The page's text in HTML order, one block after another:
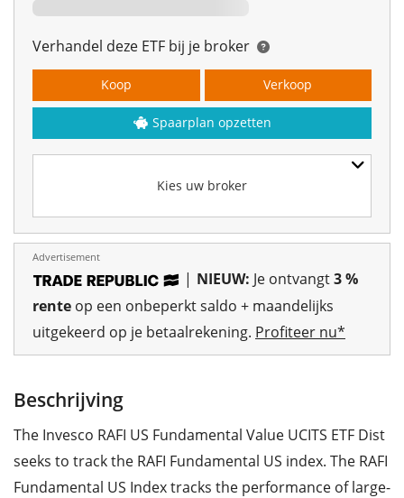
Verhandel deze ETF bij je broker
Kies uw broker
Koop Verkoop
Spaarplan opzetten
Advertisement
| NIEUW: Je ontvangt3 %
rente op een onbeperkt saldo + maandelijks
uitgekeerd op je betaalrekening. Profiteer nu*
Beschrijving
The Invesco RAFI US Fundamental Value UCITS ETF Dist
seeks to track the RAFI Fundamental US index. The RAFI
Fundamental US Index tracks the performance of large-